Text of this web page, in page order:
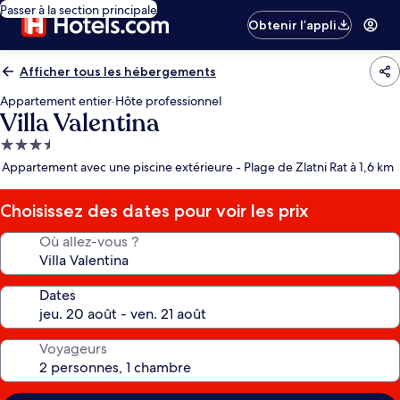
Passer à la section principale
Obtenir l’appli
Afficher tous les hébergements
Appartement entier·Hôte professionnel
Villa Valentina
Hébergement
3.5 étoiles
Appartement avec une piscine extérieure - Plage de Zlatni Rat à 1,6 km
Choisissez des dates pour voir les prix
Où allez-vous ?
Dates
Voyageurs